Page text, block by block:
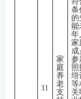
11
家
庭
养
老
支
条
的
能
年
家
成
参
照
培
等
关